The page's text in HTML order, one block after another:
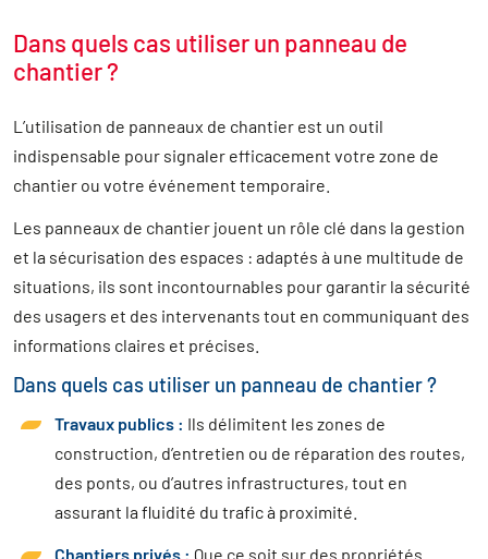
Dans quels cas utiliser un panneau de
chantier ?
L’utilisation de panneaux de chantier est un outil
indispensable pour signaler efficacement votre zone de
chantier ou votre événement temporaire.
Les panneaux de chantier jouent un rôle clé dans la gestion
et la sécurisation des espaces : adaptés à une multitude de
situations, ils sont incontournables pour garantir la sécurité
des usagers et des intervenants tout en communiquant des
informations claires et précises.
Dans quels cas utiliser un panneau de chantier ?
Travaux publics : Ils délimitent les zones de
construction, d’entretien ou de réparation des routes,
des ponts, ou d’autres infrastructures, tout en
assurant la fluidité du trafic à proximité.
Chantiers privés : Que ce soit sur des propriétés